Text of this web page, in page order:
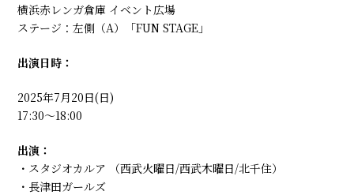
横浜赤レンガ倉庫 イベント広場
ステージ：左側（A）「FUN STAGE」
出演日時：
2025年7月20日(日)
17:30〜18:00
出演：
・スタジオカルア （西武火曜日/西武木曜日/北千住）
・長津田ガールズ